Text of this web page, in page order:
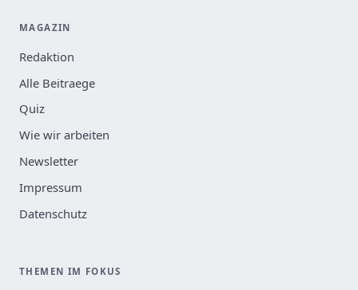
MAGAZIN
Redaktion
Alle Beitraege
Quiz
Wie wir arbeiten
Newsletter
Impressum
Datenschutz
THEMEN IM FOKUS